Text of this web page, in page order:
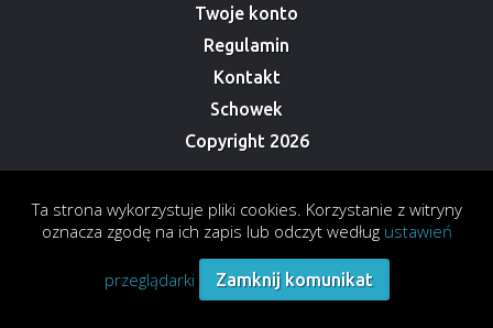
Twoje konto
Regulamin
Kontakt
Schowek
Copyright 2026
Ta strona wykorzystuje pliki cookies. Korzystanie z witryny
oznacza zgodę na ich zapis lub odczyt według ustawień
przeglądarki Zamknij komunikat